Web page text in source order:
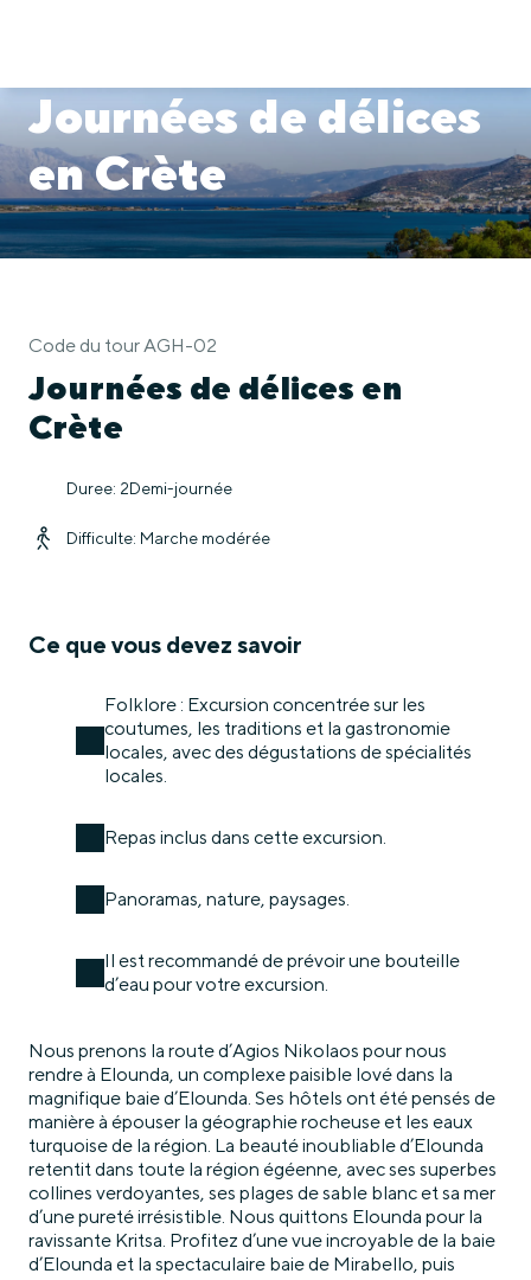
Journées de délices
en Crète
Code du tour AGH-02
Journées de délices en
Crète
Duree: 2Demi-journée
Difficulte: Marche modérée
Ce que vous devez savoir
Folklore : Excursion concentrée sur les
coutumes, les traditions et la gastronomie
locales, avec des dégustations de spécialités
locales.
Repas inclus dans cette excursion.
Panoramas, nature, paysages.
Il est recommandé de prévoir une bouteille
d’eau pour votre excursion.
Nous prenons la route d’Agios Nikolaos pour nous
rendre à Elounda, un complexe paisible lové dans la
magnifique baie d’Elounda. Ses hôtels ont été pensés de
manière à épouser la géographie rocheuse et les eaux
turquoise de la région. La beauté inoubliable d’Elounda
retentit dans toute la région égéenne, avec ses superbes
collines verdoyantes, ses plages de sable blanc et sa mer
d’une pureté irrésistible. Nous quittons Elounda pour la
ravissante Kritsa. Profitez d’une vue incroyable de la baie
d’Elounda et la spectaculaire baie de Mirabello, puis